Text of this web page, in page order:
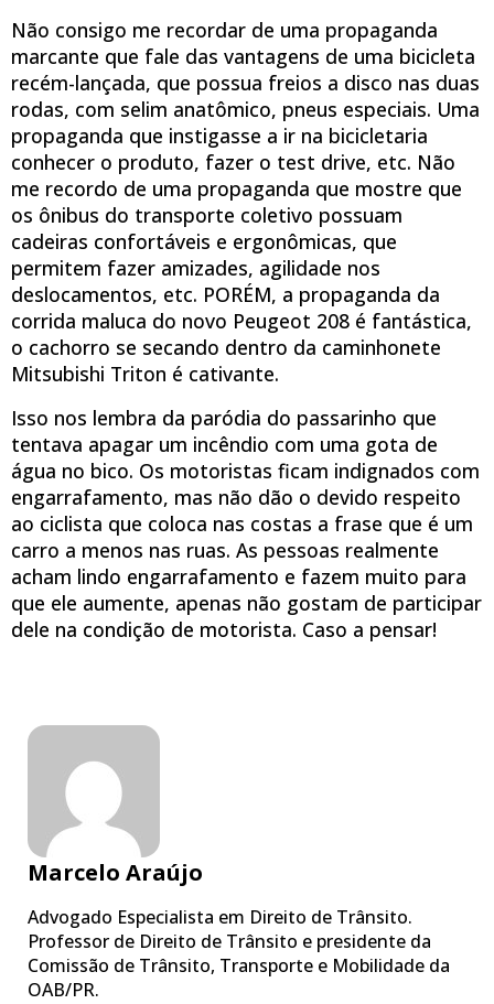
Não consigo me recordar de uma propaganda
marcante que fale das vantagens de uma bicicleta
recém-lançada, que possua freios a disco nas duas
rodas, com selim anatômico, pneus especiais. Uma
propaganda que instigasse a ir na bicicletaria
conhecer o produto, fazer o test drive, etc. Não
me recordo de uma propaganda que mostre que
os ônibus do transporte coletivo possuam
cadeiras confortáveis e ergonômicas, que
permitem fazer amizades, agilidade nos
deslocamentos, etc. PORÉM, a propaganda da
corrida maluca do novo Peugeot 208 é fantástica,
o cachorro se secando dentro da caminhonete
Mitsubishi Triton é cativante.
Isso nos lembra da paródia do passarinho que
tentava apagar um incêndio com uma gota de
água no bico. Os motoristas ficam indignados com
engarrafamento, mas não dão o devido respeito
ao ciclista que coloca nas costas a frase que é um
carro a menos nas ruas. As pessoas realmente
acham lindo engarrafamento e fazem muito para
que ele aumente, apenas não gostam de participar
dele na condição de motorista. Caso a pensar!
Marcelo Araújo
Advogado Especialista em Direito de Trânsito.
Professor de Direito de Trânsito e presidente da
Comissão de Trânsito, Transporte e Mobilidade da
OAB/PR.